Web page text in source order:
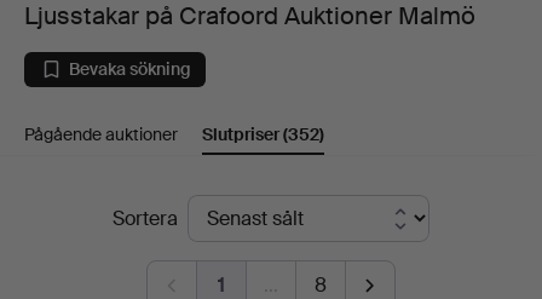
på
Crafoord
Auktioner
Malmö
Ljusstakar på Crafoord Auktioner Malmö
Bevaka sökning
Pågående auktioner Slutpriser(352)
SlutpriserSortera
1 … 8